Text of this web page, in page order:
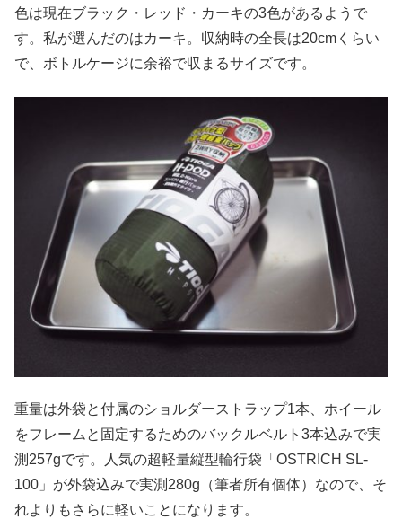
色は現在ブラック・レッド・カーキの3色があるようで
す。私が選んだのはカーキ。収納時の全長は20cmくらい
で、ボトルケージに余裕で収まるサイズです。
重量は外袋と付属のショルダーストラップ1本、ホイール
をフレームと固定するためのバックルベルト3本込みで実
測257gです。人気の超軽量縦型輪行袋「OSTRICH SL-
100」が外袋込みで実測280g（筆者所有個体）なので、そ
れよりもさらに軽いことになります。